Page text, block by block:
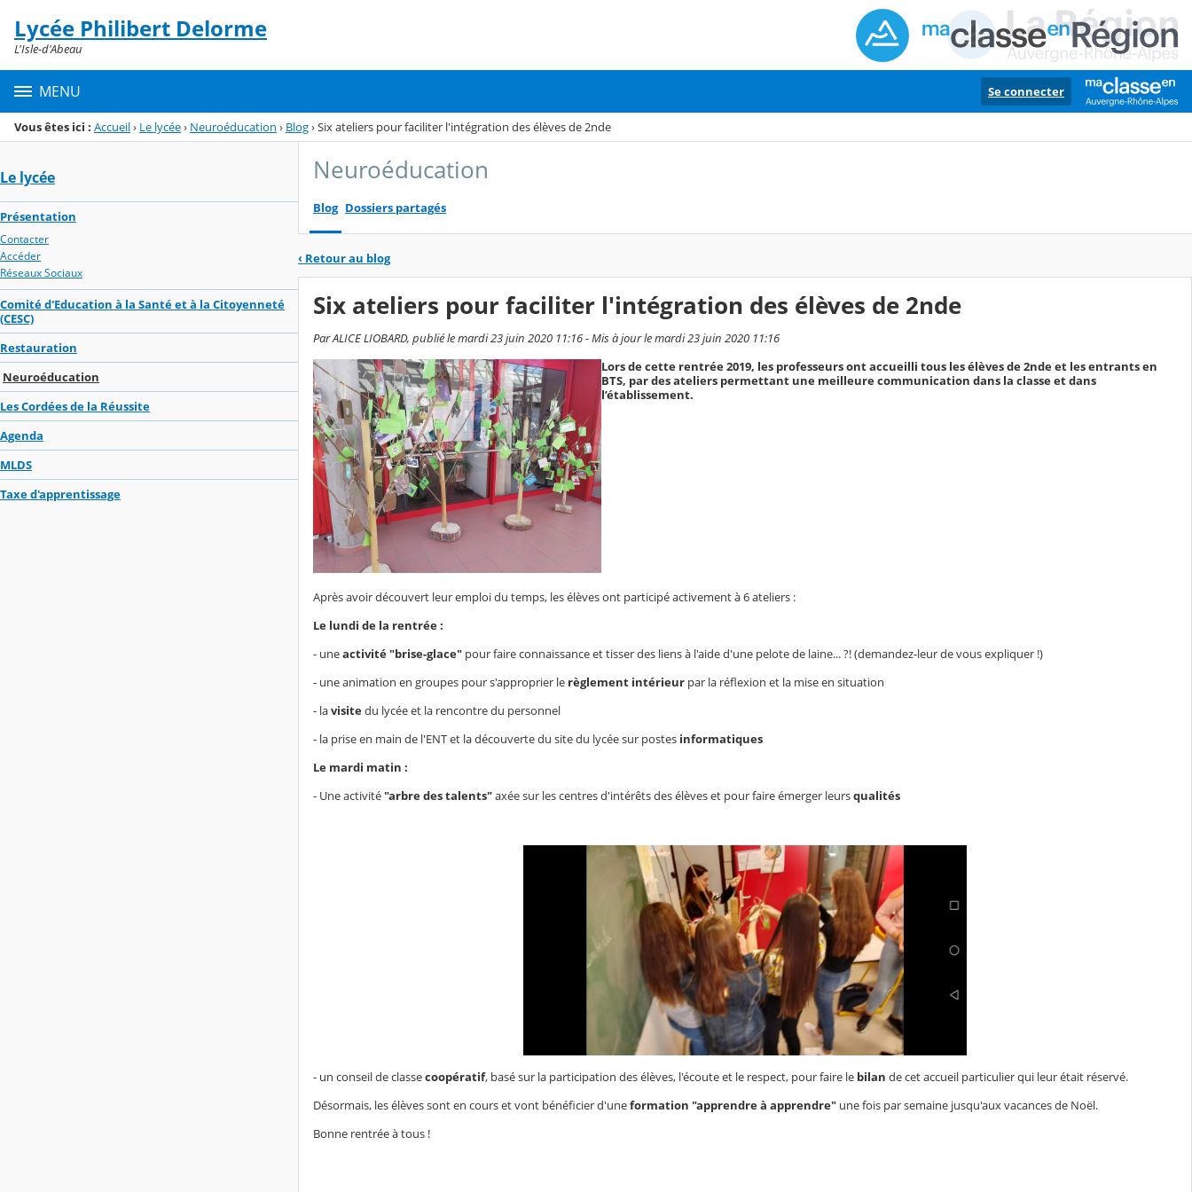
Menu de la rubrique
Contenu
Lycée Philibert Delorme
L'Isle-d'Abeau
MENU Se connecter
Vous êtes ici : Accueil› Le lycée› Neuroéducation › Blog›Six ateliers pour faciliter l'intégration des élèves de 2nde
Le lycée
Présentation
Contacter
Accéder
Réseaux Sociaux
Comité d'Education à la Santé et à la Citoyenneté
(CESC)
Restauration
Neuroéducation
Les Cordées de la Réussite
Agenda
MLDS
Taxe d'apprentissage
Neuroéducation
Blog Dossiers partagés
‹ Retour au blog
Six ateliers pour faciliter l'intégration des élèves de 2nde
Par ALICE LIOBARD, publié le mardi 23 juin 2020 11:16 - Mis à jour le mardi 23 juin 2020 11:16
Lors de cette rentrée 2019, les professeurs ont accueilli tous les élèves de 2nde et les entrants en
BTS, par des ateliers permettant une meilleure communication dans la classe et dans
l’établissement.
Après avoir découvert leur emploi du temps, les élèves ont participé activement à 6 ateliers :
Le lundi de la rentrée :
- uneactivité "brise-glace" pour faire connaissance et tisser des liens à l'aide d'une pelote de laine... ?! (demandez-leur de vous expliquer !)
- une animation en groupes pour s'approprier le règlement intérieur par la réflexion et la mise en situation
- lavisitedu lycée et la rencontre du personnel
- la prise en main de l'ENT et la découverte du site du lycée sur postes informatiques
Le mardi matin :
- Une activité"arbre des talents"axée sur les centres d'intérêts des élèves et pour faire émerger leursqualités
- un conseil de classecoopératif, basé sur la participation des élèves, l'écoute et le respect, pour faire le bilan de cet accueil particulier qui leur était réservé.
Désormais, les élèves sont en cours et vont bénéficier d'uneformation "apprendre à apprendre" une fois par semaine jusqu'aux vacances de Noël.
Bonne rentrée à tous !